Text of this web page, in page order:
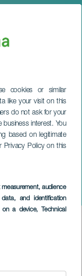
cookies or similar
like your visit on this
do not ask for your
interest. You
based on legitimate
Privacy Policy on this
measurement, audience
and identification
on a device, Technical